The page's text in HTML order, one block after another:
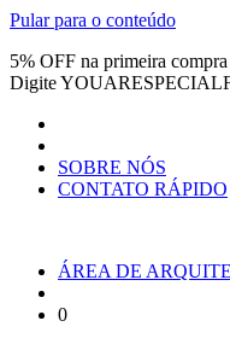
Pular para o conteúdo
5% OFF na primeira
Digite
SOBRE NÓS
CONTATO RÁPIDO
ÁREA DE
0